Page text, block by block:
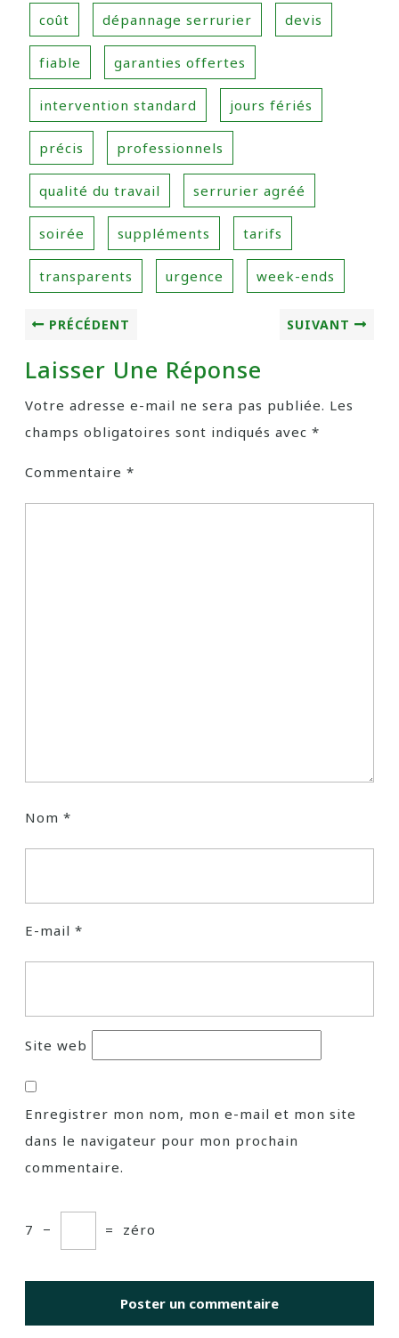
coût dépannage serrurier devis
fiable garanties offertes
intervention standard jours fériés
précis professionnels
qualité du travail serrurier agréé
soirée suppléments tarifs
transparents urgence week-ends
PRÉCÉDENT SUIVANT
Laisser Une Réponse
Votre adresse e-mail ne sera pas publiée. Les
champs obligatoires sont indiqués avec *
Commentaire *
Nom *
E-mail *
Site web
Enregistrer mon nom, mon e-mail et mon site
dans le navigateur pour mon prochain
commentaire.
7 − = zéro